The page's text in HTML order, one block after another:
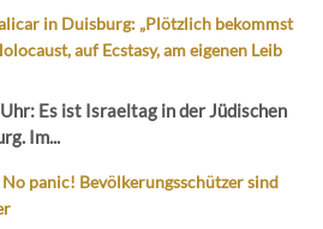
in Duisburg: „Plötzlich bekommst
auf Ecstasy, am eigenen Leib
Es ist Israeltag in der Jüdischen
Im...
panic! Bevölkerungsschützer sind